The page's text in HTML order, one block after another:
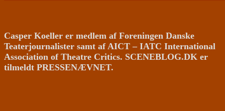
Casper Koeller er medlem af Foreningen Danske
Teaterjournalister samt af AICT – IATC International
Association of Theatre Critics. SCENEBLOG.DK er
tilmeldt PRESSENÆVNET.